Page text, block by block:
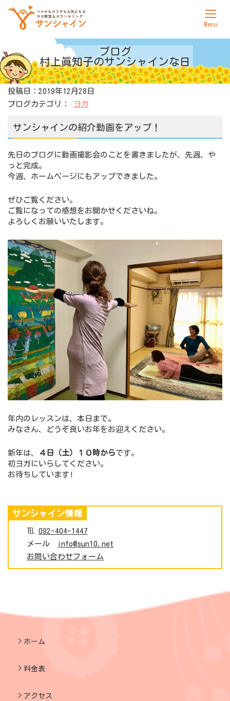
サンシャインについて
ヨガ
料金表
アクセス
ブログ
村上眞知子のサンシャインな日
投稿日：2019年12月28日
ブログカテゴリ：
ヨガ
サンシャインの紹介動画をアップ！
先日のブログに動画撮影会のことを書きましたが、先週、や
っと完成。
今週、ホームページにもアップできました。
ぜひご覧ください。
ご覧になっての感想をお聞かせくださいね。
よろしくお願いいたします。
年内のレッスンは、本日まで。
みなさん、どうぞ良いお年をお迎えください。
新年は、 ４日（土）１０時からです。
初ヨガにいらしてください。
お待ちしています!
サンシャイン情報
℡ 092-404-1447
メール
info@sun10.net
お問い合わせフォーム
ホーム
料金表
アクセス